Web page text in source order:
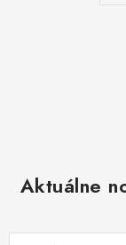
Aktuálne